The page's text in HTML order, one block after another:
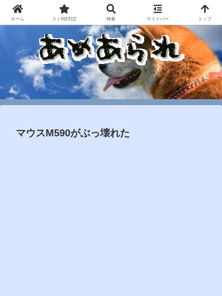
マウスM590がぶっ壊れた
ホーム スト6技判定 検索 サイドバー トップ